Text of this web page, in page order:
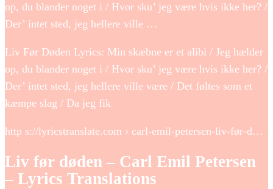
op, du blander noget i / Hvor sku’ jeg være hvis ikke her? /
Der’ intet sted, jeg hellere ville …
Liv Før Døden Lyrics: Min skæbne er et alibi / Jeg hælder
op, du blander noget i / Hvor sku’ jeg være hvis ikke her? /
Der’ intet sted, jeg hellere ville være / Det føltes som et
kæmpe slag / Da jeg fik
http s://lyricstranslate.com › carl-emil-petersen-liv-før-d…
Liv før døden – Carl Emil Petersen
– Lyrics Translations